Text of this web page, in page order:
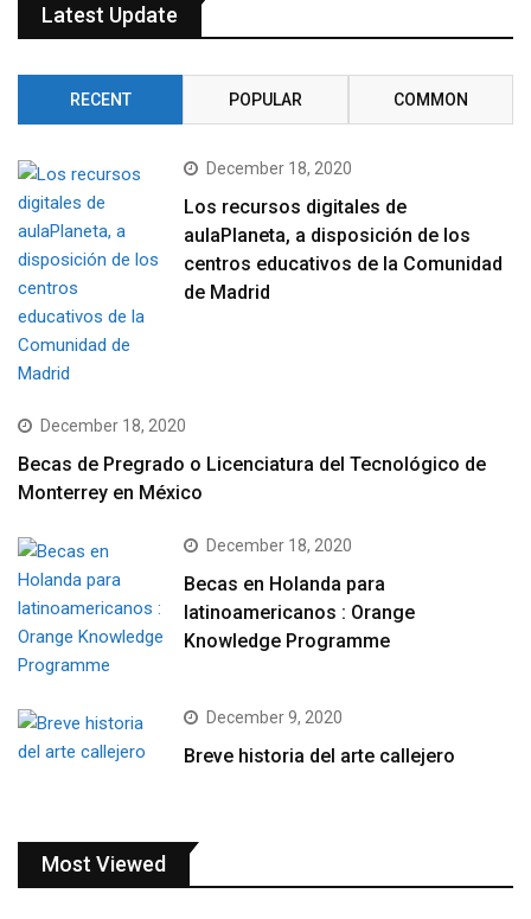
Latest Update
RECENT POPULAR COMMON
December 18, 2020
Los recursos digitales de
aulaPlaneta, a disposición de los
centros educativos de la Comunidad
de Madrid
December 18, 2020
Becas de Pregrado o Licenciatura del Tecnológico de
Monterrey en México
December 18, 2020
Becas en Holanda para
latinoamericanos : Orange
Knowledge Programme
December 9, 2020
Breve historia del arte callejero
Most Viewed